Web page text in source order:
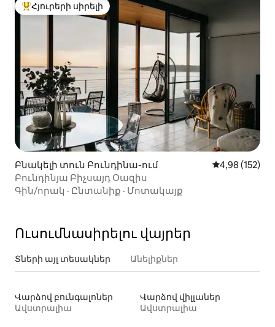
Հյուրերի սիրելի լավագույն տները
Հյուրերի սիրելի
Բնակելի տուն Բունդինա-ում Միջին
4,98 (152)
Բունդինյա Բիչսայդ Օազիս
Գին/որակ · Ընտանիք · Մոտակայք
Ուսումնասիրելու վայրեր
Տների այլ տեսակներ Անելիքներ
Վարձով բունգալոներ
Ավստրալիա
Վարձով վիլլաներ
Ավստրալիա